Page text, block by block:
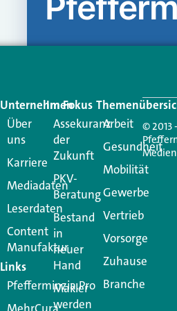
Schreiben
Ihre E-Mail-Adresse wird
Unternehmen
Über
uns
Karriere
Mediadaten
Leserdaten
Content
Manufaktur
Links
Pfefferminzia.Pro
Im Fokus
Assekuranz
der
Zukunft
PKV-
Beratung
Bestand
in
neuer
Hand
Makler
werden
Arbeit
Gesundheit
Mobilität
Gewerbe
Vertrieb
Vorsorge
Zuhause
Branche
© 2013